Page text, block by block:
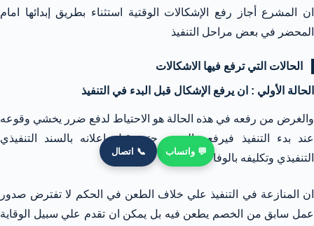
ان المشرع أجاز رفع الإشكالات الوقتية استثناء بطريق إبدائها امام
المحضر في بعض مراحل التنفيذ
الحالات التي ترفع فيها الاشكالات
الحالة الأولي : ان يرفع الإشكال قبل البدء في التنفيذ
والغرض من رفعه في هذه الحالة هو الاحتياط لدفع ضرر يخشي وقوعه
عند بدء التنفيذ فيرفعه المدين حتي قبل إعلانه بالسند التنفيذي
التنفيذي وتكليفه بالوفاء
ان المنازعة في التنفيذ علي خلاف الطعن في الحكم لا تفترض صدور
عمل سابق من الخصم يطعن فيه بل يمكن ان تقدم علي سبيل الوقاية
💬 واتساب 📞 اتصال